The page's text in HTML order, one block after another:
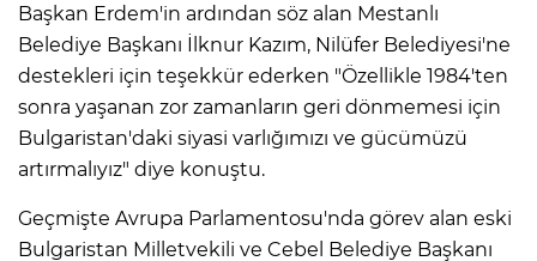
Başkan Erdem'in ardından söz alan Mestanlı
Belediye Başkanı İlknur Kazım, Nilüfer Belediyesi'ne
destekleri için teşekkür ederken "Özellikle 1984'ten
sonra yaşanan zor zamanların geri dönmemesi için
Bulgaristan'daki siyasi varlığımızı ve gücümüzü
artırmalıyız" diye konuştu.
Geçmişte Avrupa Parlamentosu'nda görev alan eski
Bulgaristan Milletvekili ve Cebel Belediye Başkanı